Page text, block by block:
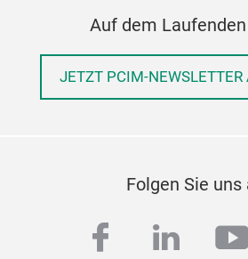
Auf dem
JETZT PCIM-NEWSLETTER
Folgen Sie uns
facebook
linkedin